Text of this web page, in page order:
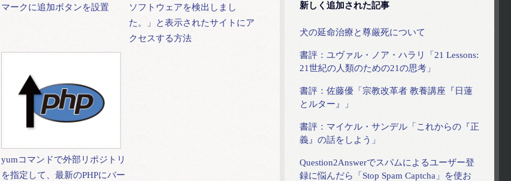
マークに追加ボタンを設置
ソフトウェアを検出しまし
た。」と表示されたサイトにア
クセスする方法
yumコマンドで外部リポジトリ
を指定して、最新のPHPにバー
新しく追加された記事
犬の延命治療と尊厳死について
書評：ユヴァル・ノア・ハラリ「21 Lessons:
21世紀の人類のための21の思考」
書評：佐藤優「宗教改革者 教養講座『日蓮
とルター』」
書評：マイケル・サンデル「これからの『正
義』の話をしよう」
Question2Answerでスパムによるユーザー登
録に悩んだら「Stop Spam Captcha」を使お